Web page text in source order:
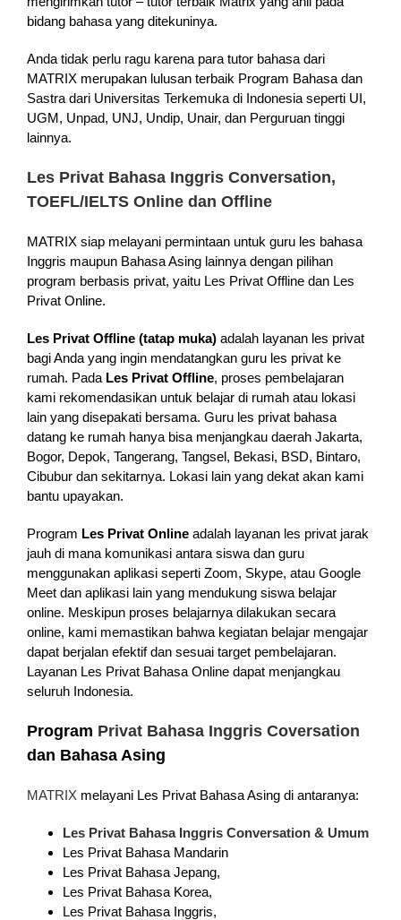
bidang bahasa yang ditekuninya.
Anda tidak perlu ragu karena para tutor bahasa dari
MATRIX merupakan lulusan terbaik Program Bahasa dan
Sastra dari Universitas Terkemuka di Indonesia seperti UI,
UGM, Unpad, UNJ, Undip, Unair, dan Perguruan tinggi
lainnya.
Les Privat Bahasa Inggris Conversation,
TOEFL/IELTS Online dan Offline
MATRIX siap melayani permintaan untuk guru les bahasa
Inggris maupun Bahasa Asing lainnya dengan pilihan
program berbasis privat, yaitu Les Privat Offline dan Les
Privat Online.
Les Privat Offline (tatap muka) adalah layanan les privat
bagi Anda yang ingin mendatangkan guru les privat ke
rumah. Pada Les Privat Offline, proses pembelajaran
kami rekomendasikan untuk belajar di rumah atau lokasi
lain yang disepakati bersama. Guru les privat bahasa
datang ke rumah hanya bisa menjangkau daerah Jakarta,
Bogor, Depok, Tangerang, Tangsel, Bekasi, BSD, Bintaro,
Cibubur dan sekitarnya. Lokasi lain yang dekat akan kami
bantu upayakan.
Program Les Privat Online adalah layanan les privat jarak
jauh di mana komunikasi antara siswa dan guru
menggunakan aplikasi seperti Zoom, Skype, atau Google
Meet dan aplikasi lain yang mendukung siswa belajar
online. Meskipun proses belajarnya dilakukan secara
online, kami memastikan bahwa kegiatan belajar mengajar
dapat berjalan efektif dan sesuai target pembelajaran.
Layanan Les Privat Bahasa Online dapat menjangkau
seluruh Indonesia.
Program Privat Bahasa Inggris Coversation
dan Bahasa Asing
MATRIX melayani Les Privat Bahasa Asing di antaranya:
Les Privat Bahasa Inggris Conversation & Umum
Les Privat Bahasa Mandarin
Les Privat Bahasa Jepang,
Les Privat Bahasa Korea,
Les Privat Bahasa Inggris,